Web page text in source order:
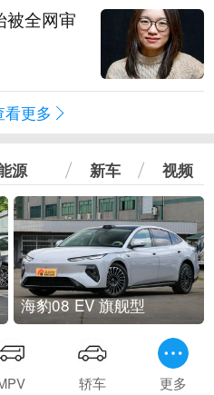
被全网审
看更多
源 新车 视频
海豹08 EV 旗舰型
轿车 更多